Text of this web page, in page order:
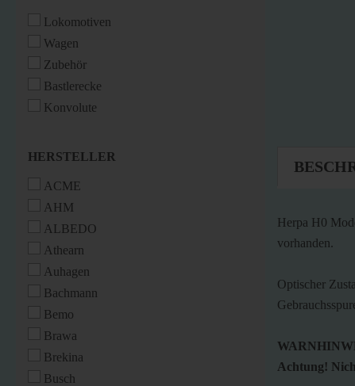
Herpa H0
vorhanden.
Optischer
Achtung!
Lokomotiven
Wagen
Zubehör
Bastlerecke
Konvolute
HERSTELLER
HERSTELLER
ACME
AHM
ALBEDO
Athearn
Auhagen
Bachmann
Bemo
Brawa
Brekina
Busch